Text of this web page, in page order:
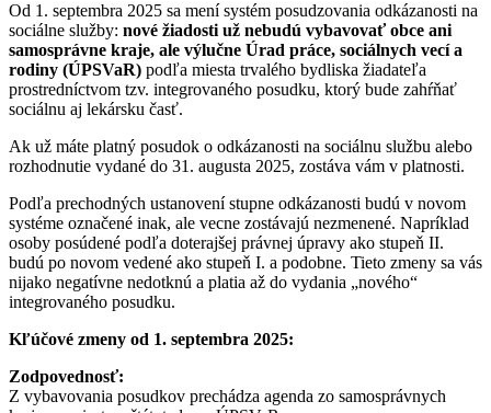
Od 1. septembra 2025 sa mení systém posudzovania odkázanosti na
sociálne služby: nové žiadosti už nebudú vybavovať obce ani
samosprávne kraje, ale výlučne Úrad práce, sociálnych vecí a
rodiny (ÚPSVaR) podľa miesta trvalého bydliska žiadateľa
prostredníctvom tzv. integrovaného posudku, ktorý bude zahŕňať
sociálnu aj lekársku časť.
Ak už máte platný posudok o odkázanosti na sociálnu službu alebo
rozhodnutie vydané do 31. augusta 2025, zostáva vám v platnosti.
Podľa prechodných ustanovení stupne odkázanosti budú v novom
systéme označené inak, ale vecne zostávajú nezmenené. Napríklad
osoby posúdené podľa doterajšej právnej úpravy ako stupeň II.
budú po novom vedené ako stupeň I. a podobne. Tieto zmeny sa vás
nijako negatívne nedotknú a platia až do vydania „nového“
integrovaného posudku.
Kľúčové zmeny od 1. septembra 2025:
Zodpovednosť:
Z vybavovania posudkov prechádza agenda zo samosprávnych